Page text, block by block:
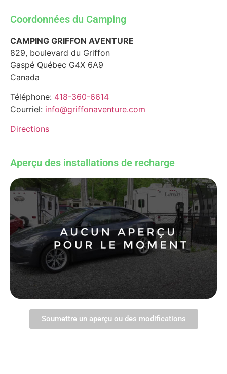
Coordonnées du Camping
CAMPING GRIFFON AVENTURE
829, boulevard du Griffon
Gaspé Québec G4X 6A9
Canada
Téléphone: 418-360-6614
Courriel: info@griffonaventure.com
Directions
Aperçu des installations de recharge
Soumettre un aperçu ou des modifications